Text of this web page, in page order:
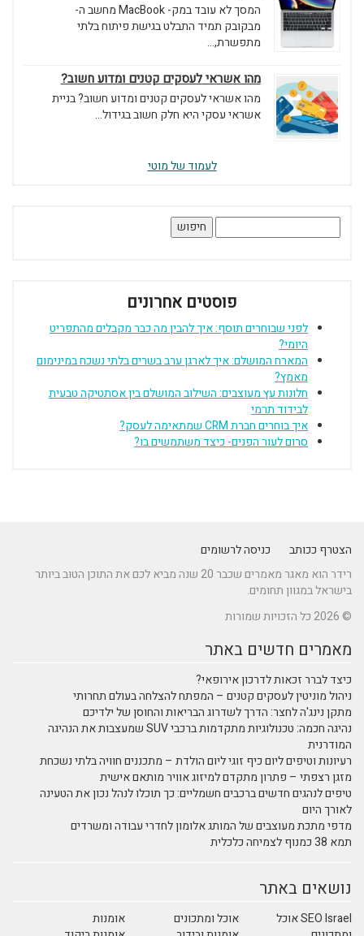
המסך לא עובד במק- MacBook מחשב ה-
מבקובק תמיד התבלט בגישת פיתוח בלתי
מתפשרת,...
מהו אשראי לעסקים קטנים ומדוע חשוב?
מהו אשראי לעסקים קטנים ומדוע חשוב? בניית
אשראי עסקי היא חלק חשוב בגידול...
לעמוד של מוטי
פוסטים אחרונים
לפני שבוחרים תוסף: איך להבין מה כבר מקבלים מהתפריט
היומי?
המארח המושלם: איך לארגן ערב בשרים בלתי נשכח במינימום
מאמץ?
חלונות עץ מעוצבים: השילוב המושלם בין אסתטיקה טבעית
לבידוד תרמי
איך בוחרים חברת CRM שמתאימה לעסק?
סרום לעור הפנים- כיצד משתמשים בו?
הצטרף ככותב
כניסה לרשומים
רידר הוא מאגר מאמרים שכבר 20 שנה מביא לכם את התוכן הטוב ביותר
בישראל במגוון תחומים.
© 2026 כל הזכויות שמורות
מאמרים חדשים באתר
כיצד לברר זכאות לדרכון אירופאי?
ניהול מוניטין לעסקים קטנים – המפתח להצלחה בעולם תחרותי
מתקן נינג'ה לחצר: הדרך לשדרוג הבריאות והחוסן של ילדיכם
נהיגה חכמה: טכנולוגיות מתקדמות ברכבי SUV שמעצבות את הנהיגה
המודרנית
רעיונות וטיפים ליום כיף זוגי ליום הולדת – מתכננים חוויה בלתי נשכחת
מזגן רצפתי – פתרון מתקדם למיזוג אוויר מותאם אישית
טיפים לנהגים חדשים ברכבים חשמליים: כך תוכלו לנהל נכון את הטעינה
לאורך היום
מדפי מתכת מעוצבים של המותג אלומון לחדרי עבודה ומשרדים
תמא 38 כמנוף לצמיחה כלכלית
נושאים באתר
SEO Israel אוכל
אוכל ומתכונים
אומנות